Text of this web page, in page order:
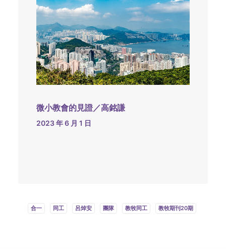
微小教會的見證／高銘謙
2023 年 6 月 1 日
合一 同工 呂焯安 團隊 教牧同工 教牧期刊20期